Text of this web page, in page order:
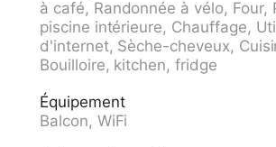
la Maison: salon, sauna, ascenseur,
bicyclettes, local pour les skis,
Accès en voiture jusqu'à la maison.
commun No 83. Magasin
bus "S. Bernardino, Villaggio" 450 m,
"Bellinzona" 48 km. Chemins de
à café, Randonnée à vélo, Four,
piscine intérieure, Chauffage,
d'internet, Sèche-cheveux,
Bouilloire, kitchen, fridge
Équipement
Balcon, WiFi